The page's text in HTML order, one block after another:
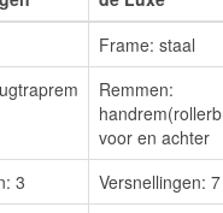
Frame: staal
Remmen:
voor en achter
3
Versnellingen: 7